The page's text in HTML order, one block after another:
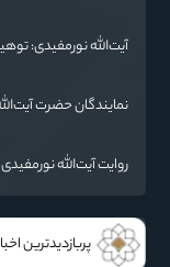
آیت‌الله نورمفیدی:
روایت آیت‌الله
پربازدیدترین